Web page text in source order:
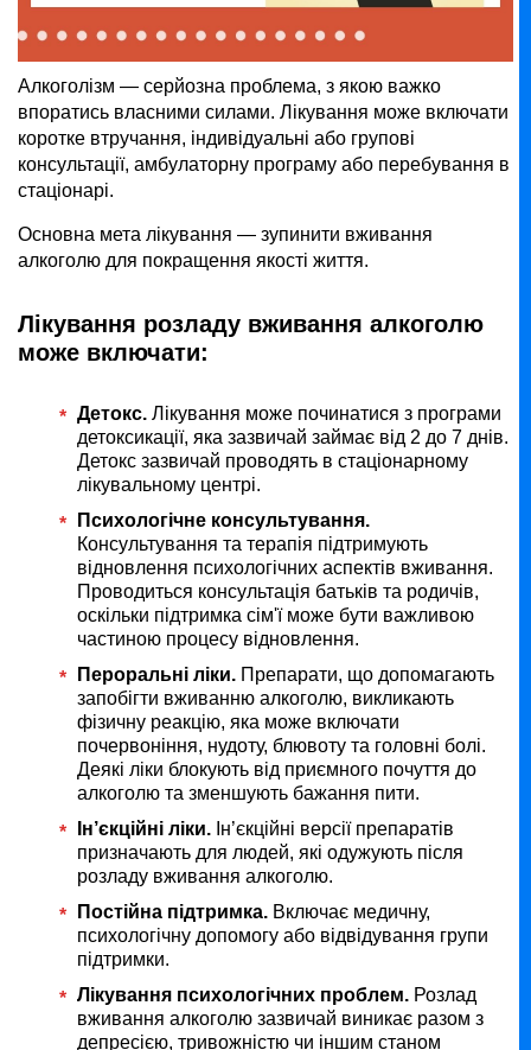
Алкоголізм — серйозна проблема, з якою важко
впоратись власними силами. Лікування може включати
коротке втручання, індивідуальні або групові
консультації, амбулаторну програму або перебування в
стаціонарі.
Основна мета лікування — зупинити вживання
алкоголю для покращення якості життя.
Лікування розладу вживання алкоголю
може включати:
Детокс. Лікування може починатися з програми
детоксикації, яка зазвичай займає від 2 до 7 днів.
Детокс зазвичай проводять в стаціонарному
лікувальному центрі.
Психологічне консультування.
Консультування та терапія підтримують
відновлення психологічних аспектів вживання.
Проводиться консультація батьків та родичів,
оскільки підтримка сім'ї може бути важливою
частиною процесу відновлення.
Пероральні ліки. Препарати, що допомагають
запобігти вживанню алкоголю, викликають
фізичну реакцію, яка може включати
почервоніння, нудоту, блювоту та головні болі.
Деякі ліки блокують від приємного почуття до
алкоголю та зменшують бажання пити.
Ін’єкційні ліки. Ін’єкційні версії препаратів
призначають для людей, які одужують після
розладу вживання алкоголю.
Постійна підтримка. Включає медичну,
психологічну допомогу або відвідування групи
підтримки.
Лікування психологічних проблем. Розлад
вживання алкоголю зазвичай виникає разом з
депресією, тривожністю чи іншим станом